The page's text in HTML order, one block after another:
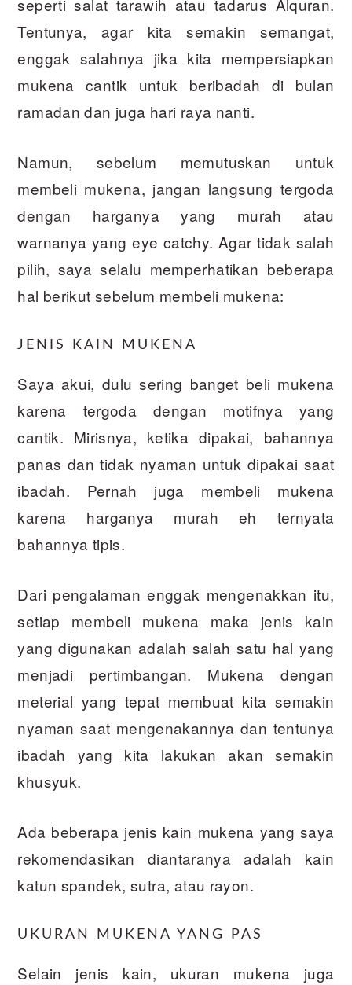
Tentunya, agar kita semakin semangat,
enggak salahnya jika kita mempersiapkan
mukena cantik untuk beribadah di bulan
ramadan dan juga hari raya nanti.
Namun, sebelum memutuskan untuk
membeli mukena, jangan langsung tergoda
dengan harganya yang murah atau
warnanya yang eye catchy. Agar tidak salah
pilih, saya selalu memperhatikan beberapa
hal berikut sebelum membeli mukena:
JENIS KAIN MUKENA
Saya akui, dulu sering banget beli mukena
karena tergoda dengan motifnya yang
cantik. Mirisnya, ketika dipakai, bahannya
panas dan tidak nyaman untuk dipakai saat
ibadah. Pernah juga membeli mukena
karena harganya murah eh ternyata
bahannya tipis.
Dari pengalaman enggak mengenakkan itu,
setiap membeli mukena maka jenis kain
yang digunakan adalah salah satu hal yang
menjadi pertimbangan. Mukena dengan
meterial yang tepat membuat kita semakin
nyaman saat mengenakannya dan tentunya
ibadah yang kita lakukan akan semakin
khusyuk.
Ada beberapa jenis kain mukena yang saya
rekomendasikan diantaranya adalah kain
katun spandek, sutra, atau rayon.
UKURAN MUKENA YANG PAS
Selain jenis kain, ukuran mukena juga